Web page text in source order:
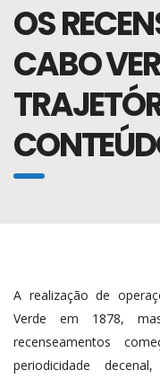
OS
CABO
A realização de
Verde em 1878,
recenseamentos
periodicidade